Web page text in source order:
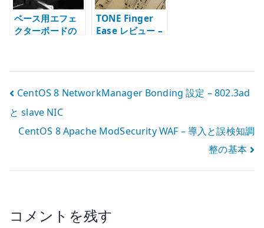
ベース用エフェ
クターボードの
TONE Finger
Ease レビュー –
投
稿
ナ
ビ
ー
CentOS 8 NetworkManager Bonding 設定 – 802.3ad
と slave NIC
CentOS 8 Apache ModSecurity WAF – 導入と誤検知調
整の基本
コメントを残す